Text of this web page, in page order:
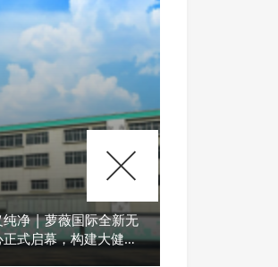
纯净 | 萝薇国际全新无
式启幕，构建大健康